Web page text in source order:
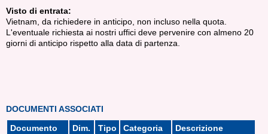
Visto di entrata:
Vietnam, da richiedere in anticipo, non incluso nella quota.
L'eventuale richiesta ai nostri uffici deve pervenire con almeno 20
giorni di anticipo rispetto alla data di partenza.
DOCUMENTI ASSOCIATI
Documento
Dim. Tipo Categoria
Descrizione